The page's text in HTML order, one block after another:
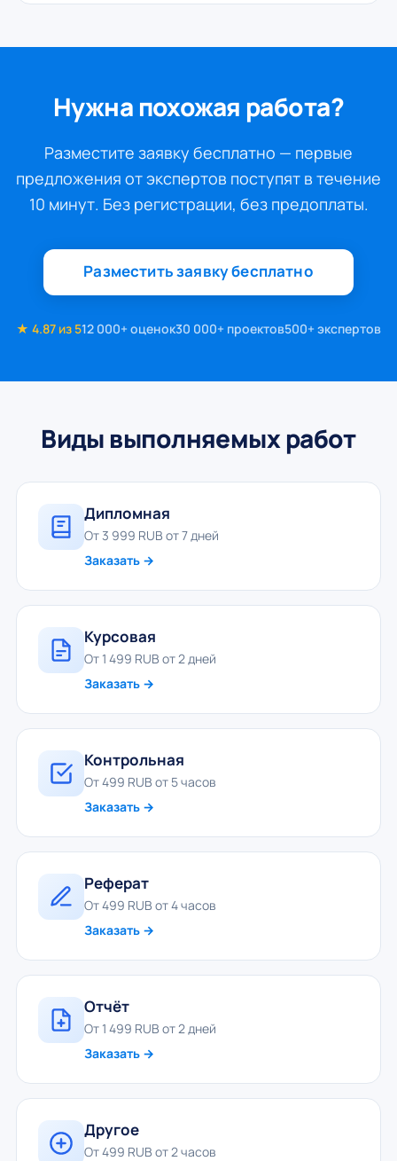
Нужна похожая работа?
Разместите заявку бесплатно — первые
предложения от экспертов поступят в течение
10 минут. Без регистрации, без предоплаты.
Разместить заявку бесплатно
★ 4.87 из 512 000+ оценок30 000+ проектов500+ экспертов
Виды выполняемых работ
Дипломная
От 3 999 RUB от 7 дней
Заказать →
Курсовая
От 1 499 RUB от 2 дней
Заказать →
Контрольная
От 499 RUB от 5 часов
Заказать →
Реферат
От 499 RUB от 4 часов
Заказать →
Отчёт
От 1 499 RUB от 2 дней
Заказать →
Другое
От 499 RUB от 2 часов